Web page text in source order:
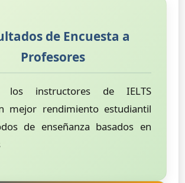
de Encuesta a
Profesores
instructores de IELTS
mejor rendimiento estudiantil
de enseñanza basados en